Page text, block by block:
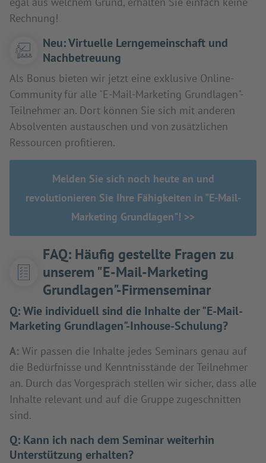
Rechnung!
Neu: Virtuelle Lerngemeinschaft und
Nachbetreuung
Als Bonus bieten wir jetzt eine exklusive Online-
Community für alle "E-Mail-Marketing Grundlagen"-
Teilnehmer an. Dort können Sie sich mit anderen
Absolventen austauschen und von zusätzlichen
Ressourcen profitieren.
Melden Sie sich noch heute an und
revolutionieren Sie Ihre Fähigkeiten in "E-Mail-
Marketing Grundlagen"! >>
FAQ: Häufig gestellte Fragen zu
unserem "E-Mail-Marketing
Grundlagen"-Firmenseminar
Q:Wie individuell sind die Inhalte der "E-Mail-
Marketing Grundlagen"-Inhouse-Schulung?
A: Wir passen die Inhalte jedes Seminars genau auf
die Bedürfnisse und Kenntnisstände der Teilnehmer
an. Durch das Vorgespräch stellen wir sicher, dass alle
Inhalte relevant und auf die Gruppe zugeschnitten
sind.
Q: Kann ich nach dem Seminar weiterhin
Unterstützung erhalten?